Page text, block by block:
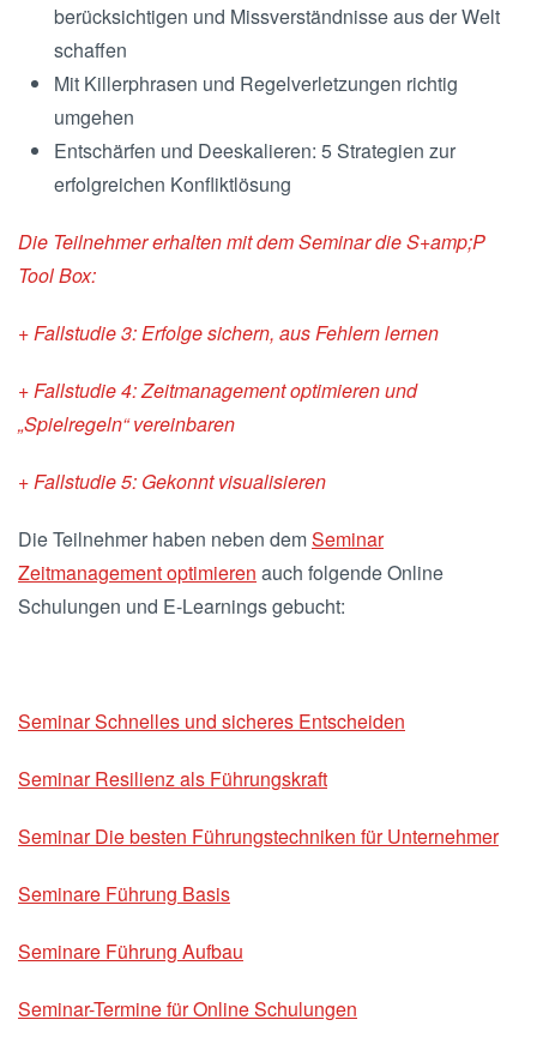
berücksichtigen und Missverständnisse aus der Welt
schaffen
Mit Killerphrasen und Regelverletzungen richtig
umgehen
Entschärfen und Deeskalieren: 5 Strategien zur
erfolgreichen Konfliktlösung
Die Teilnehmer erhalten mit dem Seminar die S+amp;P
Tool Box:
+ Fallstudie 3: Erfolge sichern, aus Fehlern lernen
+ Fallstudie 4: Zeitmanagement optimieren und
„Spielregeln“ vereinbaren
+ Fallstudie 5: Gekonnt visualisieren
Die Teilnehmer haben neben demSeminar
Zeitmanagement optimieren auch folgende Online
Schulungen und E-Learnings gebucht:
Seminar Schnelles und sicheres Entscheiden
Seminar Resilienz als Führungskraft
Seminar Die besten Führungstechniken für Unternehmer
Seminare Führung Basis
Seminare Führung Aufbau
Seminar-Termine für Online Schulungen